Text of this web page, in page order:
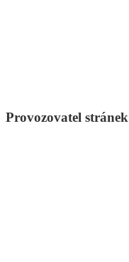
Provozovatel stránek